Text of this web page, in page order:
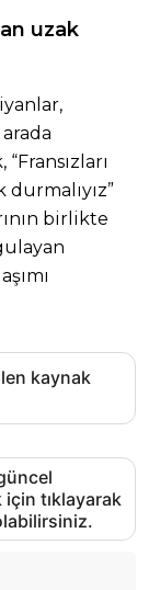
uzak
birlikte
kaynak
tıklayarak